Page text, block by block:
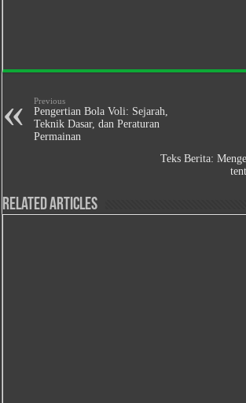
Previous
Pengertian Bola Voli: Sejarah,
Teknik Dasar, dan Peraturan
Permainan
Teks Berita:
Related Articles